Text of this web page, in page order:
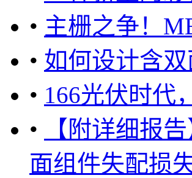
• 主栅之争！
• 如何设计含
• 166光伏时代
•
【附详细报
面组件失配损